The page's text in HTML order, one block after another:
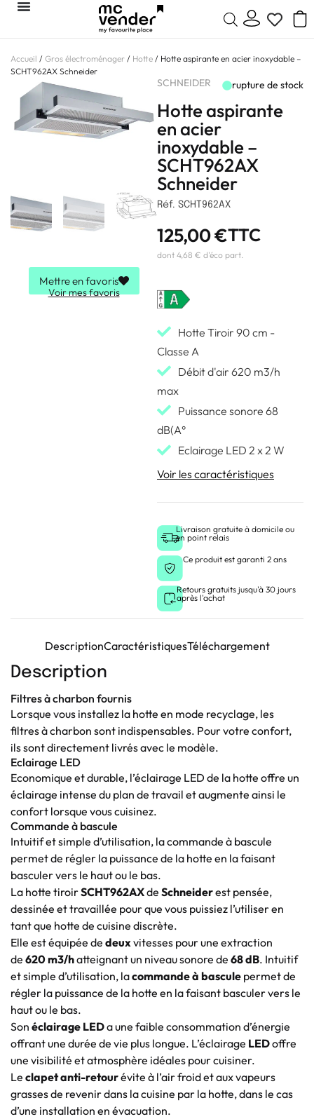
Accueil / Gros électroménager / Hotte / Hotte aspirante en acier inoxydable –
SCHT962AX Schneider
Mettre en favoris
Voir mes favoris
SCHNEIDER rupture de stock
Hotte aspirante
en acier
inoxydable –
SCHT962AX
Schneider
Réf. SCHT962AX
125,00€TTC
dont 4,68 € d'éco part.
Hotte Tiroir 90 cm -
Classe A
Débit d'air 620 m3/h
max
Puissance sonore 68
dB(A°
Eclairage LED 2 x 2 W
Voir les caractéristiques
Livraison gratuite à domicile ou
en point relais
Ce produit est garanti 2 ans
Retours gratuits jusqu'à 30 jours
après l'achat
DescriptionCaractéristiquesTéléchargement
Description
Filtres à charbon fournis
Lorsque vous installez la hotte en mode recyclage, les
filtres à charbon sont indispensables. Pour votre confort,
ils sont directement livrés avec le modèle.
Eclairage LED
Economique et durable, l’éclairage LED de la hotte offre un
éclairage intense du plan de travail et augmente ainsi le
confort lorsque vous cuisinez.
Commande à bascule
Intuitif et simple d’utilisation, la commande à bascule
permet de régler la puissance de la hotte en la faisant
basculer vers le haut ou le bas.
La hotte tiroirSCHT962AXde Schneiderest pensée,
dessinée et travaillée pour que vous puissiez l’utiliser en
tant que hotte de cuisine discrète.
Elle est équipée de deux vitesses pour une extraction
de 620 m3/hatteignant un niveau sonore de 68 dB. Intuitif
et simple d’utilisation, lacommande à bascule permet de
régler la puissance de la hotte en la faisant basculer vers le
haut ou le bas.
Son éclairage LEDa une faible consommation d’énergie
offrant une durée de vie plus longue. L’éclairage LEDoffre
une visibilité et atmosphère idéales pour cuisiner.
Le clapet anti-retourévite à l’air froid et aux vapeurs
grasses de revenir dans la cuisine par la hotte, dans le cas
d’une installation en évacuation.